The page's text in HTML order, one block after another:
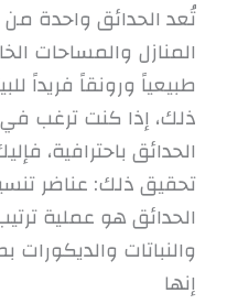
تُعد الحدائق واحدة
المنازل والمساحات
طبيعياً ورونقاً فريداً
ذلك، إذا كنت ترغب
الحدائق باحترافية،
تحقيق ذلك: عناضر
الحدائق هو عملية
والنباتات
إنها